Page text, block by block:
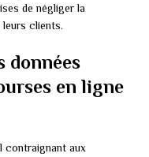
de négliger la
clients.
données
en ligne
contraignant aux